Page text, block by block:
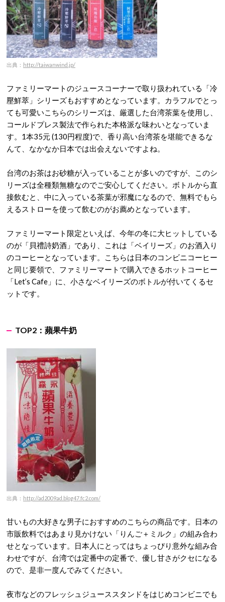
出典： http://taiwanwind.jp/
ファミリーマートのジュースコーナーで取り扱われている「冷
壓鮮萃」シリーズもおすすめとなっています。カラフルでとっ
ても可愛いこちらのシリーズは、厳選した台湾茶葉を使用し、
コールドプレス製法で作られた本格派な味わいとなっていま
す。1本35元 (130円程度)で、香り高い台湾茶を堪能できるな
んて、なかなか日本では出会えないですよね。
台湾のお茶はお砂糖が入っていることが多いのですが、このシ
リーズは全種類無糖なのでご安心してください。ボトルから直
接飲むと、中に入っている茶葉が邪魔になるので、無料でもら
えるストローを使って飲むのがお薦めとなっています。
ファミリーマート限定といえば、今年の冬に大ヒットしている
のが「貝禮詩奶酒」であり、これは「ベイリーズ」のお酒入り
のコーヒーとなっています。こちらは日本のコンビニコーヒー
と同じ要領で、ファミリーマートで購入できるホットコーヒー
「Let’s Cafe」に、小さなベイリーズのボトルが付いてくるセ
ットです。
TOP2： 蘋果牛奶
出典： http://ad2009ad.blog47.fc2.com/
甘いもの大好きな男子におすすめのこちらの商品です。日本の
市販飲料ではあまり見かけない「りんご＋ミルク」の組み合わ
せとなっています。日本人にとってはちょっぴり意外な組み合
わせですが、台湾では定番中の定番で、優し甘さがクセになる
ので、是非一度んでみてください。
夜市などのフレッシュジューススタンドをはじめコンビニでも